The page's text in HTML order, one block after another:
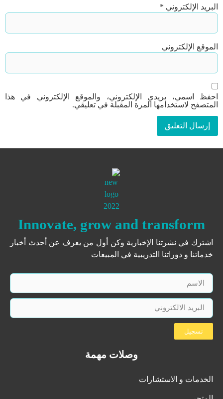
البريد الإلكتروني *
الموقع الإلكتروني
احفظ اسمي، بريدي الإلكتروني، والموقع الإلكتروني في هذا
المتصفح لاستخدامها المرة المقبلة في تعليقي.
Innovate, grow and transform
اشترك في نشرتنا الإخبارية وكن أول من يعرف عن أحدث أخبار
خدماتنا و دوراتنا التدريبية في المبيعات
تسجيل
وصلات مهمة
الخدمات و الاستشارات